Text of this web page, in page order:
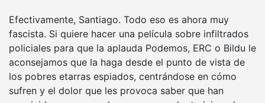
Efectivamente, Santiago. Todo eso es ahora muy
fascista. Si quiere hacer una película sobre infiltrados
policiales para que la aplauda Podemos, ERC o Bildu le
aconsejamos que la haga desde el punto de vista de
los pobres etarras espiados, centrándose en cómo
sufren y el dolor que les provoca saber que han